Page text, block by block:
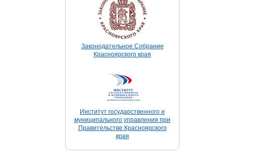
Законодательное Собрание
Красноярского края
Институт государственного и
муниципального управления при
Правительстве Красноярского
края